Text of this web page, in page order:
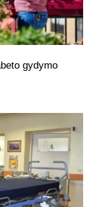
gydymo